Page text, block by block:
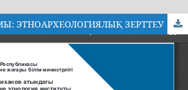
ЭТНОАРХЕОЛОГИЯЛЫҚ ЗЕРТТЕУ